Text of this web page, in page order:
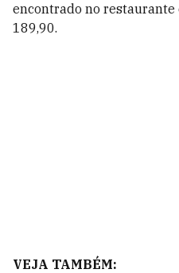
encontrado no
189,90.
VEJA TAMBÉM: